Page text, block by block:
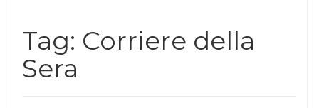
Tag: Corriere della
Sera